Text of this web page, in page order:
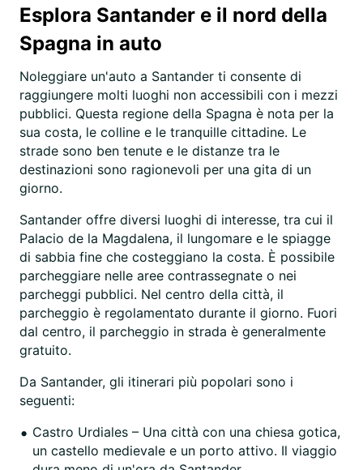
Esplora Santander e il nord della
Spagna in auto
Noleggiare un'auto a Santander ti consente di
raggiungere molti luoghi non accessibili con i mezzi
pubblici. Questa regione della Spagna è nota per la
sua costa, le colline e le tranquille cittadine. Le
strade sono ben tenute e le distanze tra le
destinazioni sono ragionevoli per una gita di un
giorno.
Santander offre diversi luoghi di interesse, tra cui il
Palacio de la Magdalena, il lungomare e le spiagge
di sabbia fine che costeggiano la costa. È possibile
parcheggiare nelle aree contrassegnate o nei
parcheggi pubblici. Nel centro della città, il
parcheggio è regolamentato durante il giorno. Fuori
dal centro, il parcheggio in strada è generalmente
gratuito.
Da Santander, gli itinerari più popolari sono i
seguenti:
Castro Urdiales – Una città con una chiesa gotica,
un castello medievale e un porto attivo. Il viaggio